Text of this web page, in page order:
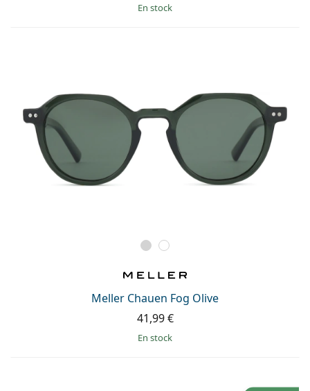
en stock
Meller Chauen Fog Olive
41,99 €
en stock